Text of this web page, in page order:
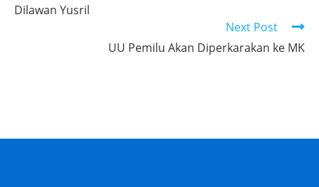
Dilawan Yusril
Next Post
UU Pemilu Akan Diperkarakan ke MK